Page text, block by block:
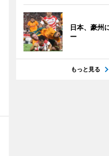
日本、豪州
ー
もっと見る